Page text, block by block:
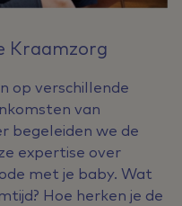
Kraamzorg
op verschillende
van
begeleiden we de
expertise over
met je baby. Wat
Hoe herken je de